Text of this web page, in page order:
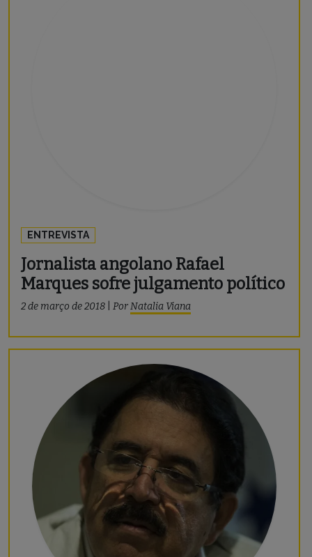
ENTREVISTA
Jornalista angolano Rafael
Marques sofre julgamento político
2 de março de 2018 PorNatalia Viana